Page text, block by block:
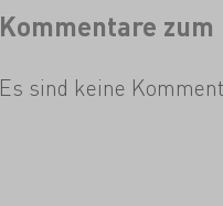
Kommentare
Es sind keine